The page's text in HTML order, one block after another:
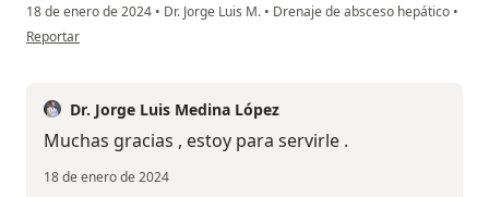
18 de enero de 2024 • Dr. Jorge Luis M. • Drenaje de absceso hepático •
en opinión del usuario M.L
Reportar
Dr. Jorge Luis Medina López
Muchas gracias , estoy para servirle .
18 de enero de 2024